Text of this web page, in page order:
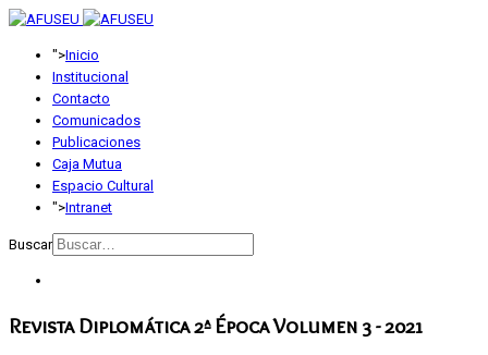
">Inicio
Institucional
Contacto
Comunicados
Publicaciones
Caja Mutua
Espacio Cultural
">Intranet
Buscar
Revista Diplomática 2ª Época Volumen 3 - 2021